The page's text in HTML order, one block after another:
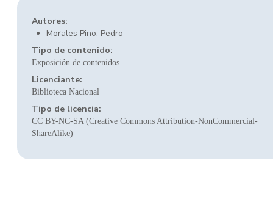
Autores:
Morales Pino, Pedro
Tipo de contenido:
Exposición de contenidos
Licenciante:
Biblioteca Nacional
Tipo de licencia:
CC BY-NC-SA (Creative Commons Attribution-NonCommercial-
ShareAlike)